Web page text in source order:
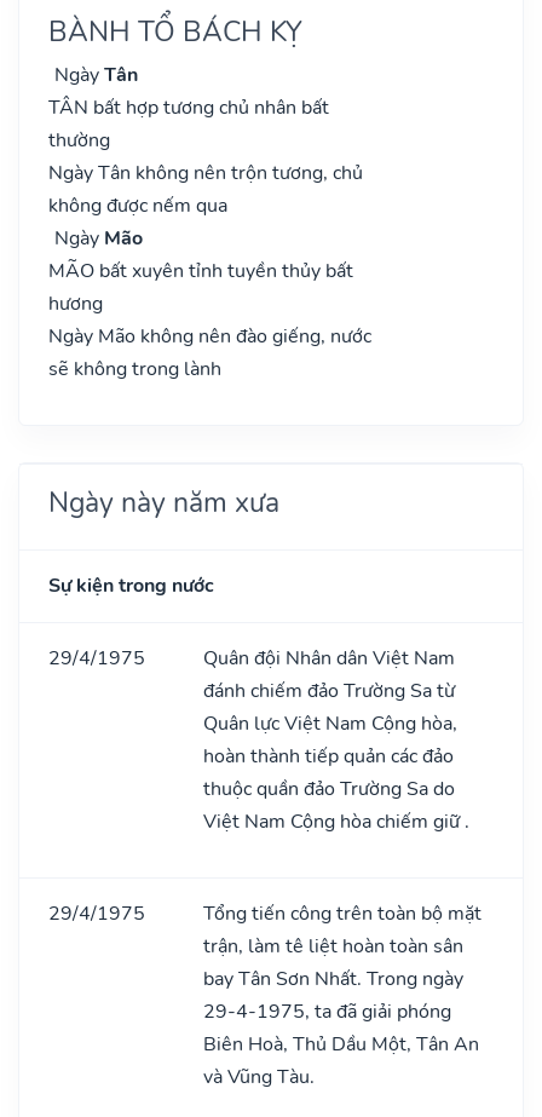
BÀNH TỔ BÁCH KỴ
NgàyTân
TÂN bất hợp tương chủ nhân bất
thường
Ngày Tân không nên trộn tương, chủ
không được nếm qua
Ngày Mão
MÃO bất xuyên tỉnh tuyền thủy bất
hương
Ngày Mão không nên đào giếng, nước
sẽ không trong lành
Ngày này năm xưa
Sự kiện trong nước
29/4/1975
Quân đội Nhân dân Việt Nam
đánh chiếm đảo Trường Sa từ
Quân lực Việt Nam Cộng hòa,
hoàn thành tiếp quản các đảo
thuộc quần đảo Trường Sa do
Việt Nam Cộng hòa chiếm giữ .
29/4/1975
Tổng tiến công trên toàn bộ mặt
trận, làm tê liệt hoàn toàn sân
bay Tân Sơn Nhất. Trong ngày
29-4-1975, ta đã giải phóng
Biên Hoà, Thủ Dầu Một, Tân An
và Vũng Tàu.